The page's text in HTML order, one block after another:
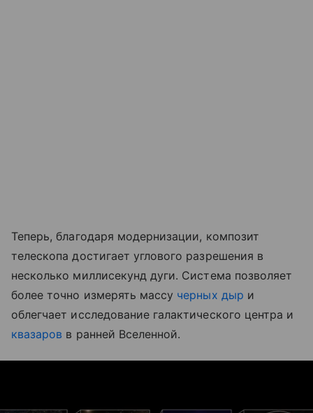
Теперь, благодаря модернизации, композит
телескопа достигает углового разрешения в
несколько миллисекунд дуги. Система позволяет
более точно измерять массу черных дыр и
облегчает исследование галактического центра и
квазаров в ранней Вселенной.